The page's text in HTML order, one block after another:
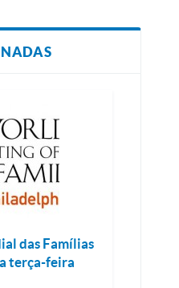
das Famílias
terça-feira